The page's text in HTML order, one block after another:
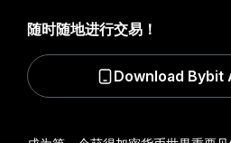
随时随地进行交易！
Download Bybit